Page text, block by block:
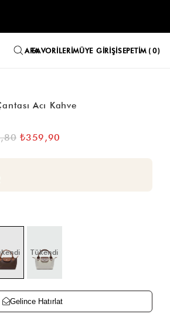
FAVORILERIMÜYE GIRIŞISEPETIM 0
Acı Kahve
₺359,90
Tükendi
Gelince Hatırlat